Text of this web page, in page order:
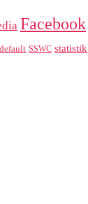
Facebook
SSWC statistik